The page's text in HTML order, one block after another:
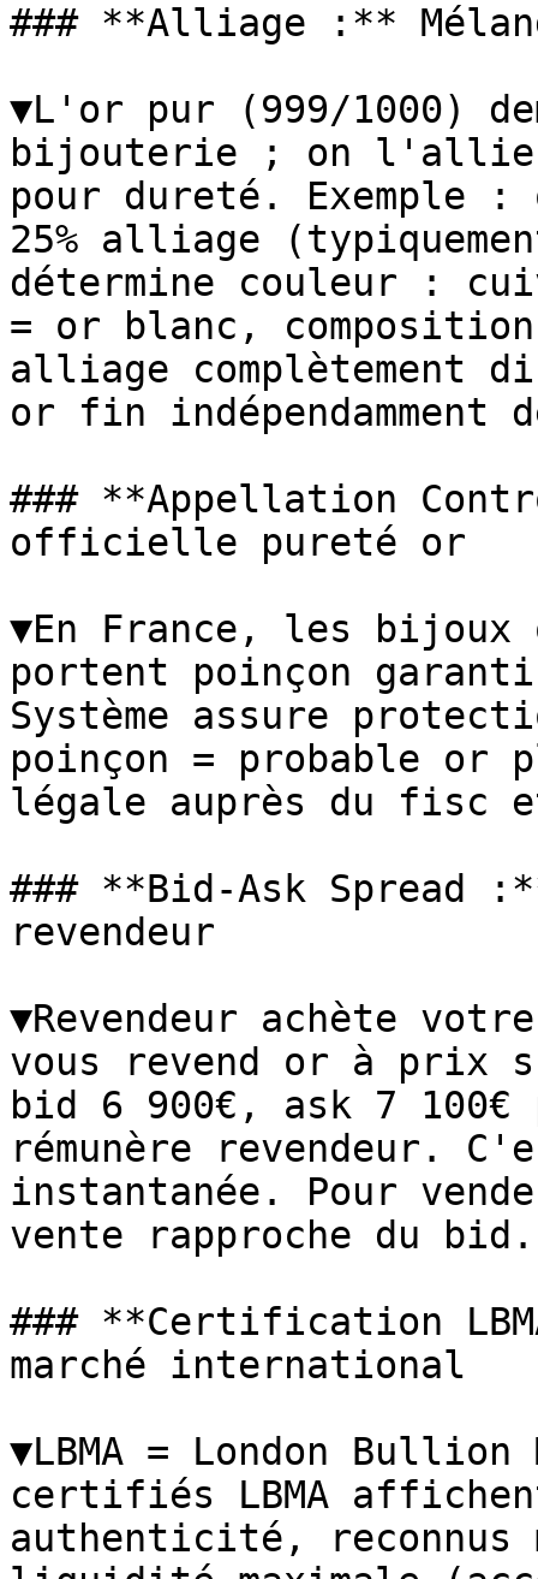
### **Alliage :**
▼L'or pur (999/1000)
bijouterie ; on l'allie
pour dureté. Exemple
25% alliage
détermine couleur :
= or blanc,
alliage complètement
or fin
### **Appellation
officielle pureté or
▼En France, les
portent poinçon
Système assure
poinçon = probable or
légale auprès du fisc
### **Bid-Ask Spread
revendeur
▼Revendeur achète
vous revend or à prix
bid 6 900€, ask 7 100€
rémunère revendeur.
instantanée. Pour
vente rapproche du bid.
### **Certification
marché international
▼LBMA = London
certifiés LBMA
authenticité, reconnus